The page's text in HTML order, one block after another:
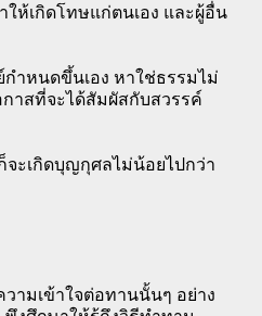
ห้เกิดโทษแก่ตนเอง และผู้อื่น
ำหนดขึ้นเอง หาใช่ธรรมไม่
าสที่จะได้สัมผัสกับสวรรค์
ะเกิดบุญกุศลไม่น้อยไปกว่า
ามเข้าใจต่อทานนั้นๆ อย่าง